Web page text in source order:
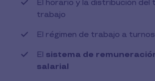
El horario y la distribución del
trabajo
El régimen de trabajo a turnos
El sistema de
salarial